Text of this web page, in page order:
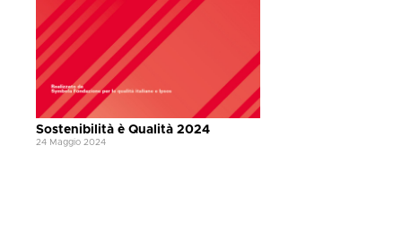
Sostenibilità è Qualità 2024
24 Maggio 2024